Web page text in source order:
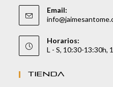
Email:
Horarios:
L - S, 10:30-13:30h,
TIENDA